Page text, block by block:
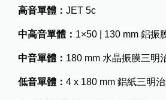
高音單體： JET 5c
中高音單體： 1×50 | 130 mm 鋁振
中音單體： 180 mm 水晶振膜三明
低音單體： 4 x 180 mm 鋁紙三明